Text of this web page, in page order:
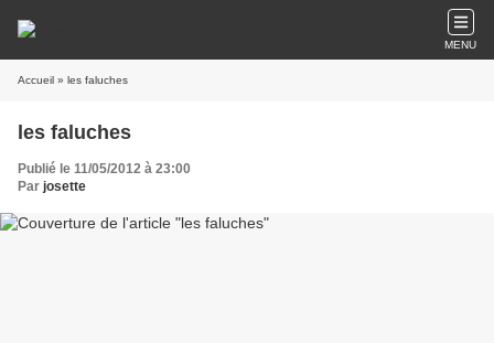
MENU
Accueil » les faluches
les faluches
Publié le 11/05/2012 à 23:00
Par josette